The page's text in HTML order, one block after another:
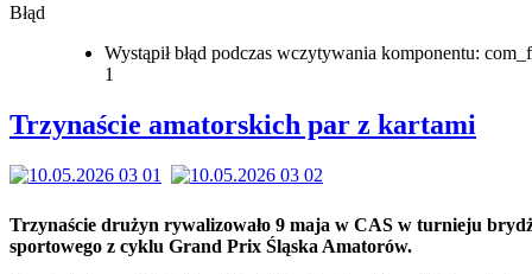
Błąd
Wystąpił błąd podczas wczytywania komponentu:
1
Trzynaście amatorskich par z kartami
Trzynaście drużyn rywalizowało 9 maja w CAS w turnieju
sportowego z cyklu Grand Prix Śląska Amatorów.